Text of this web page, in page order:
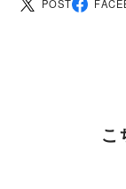
POST
こ